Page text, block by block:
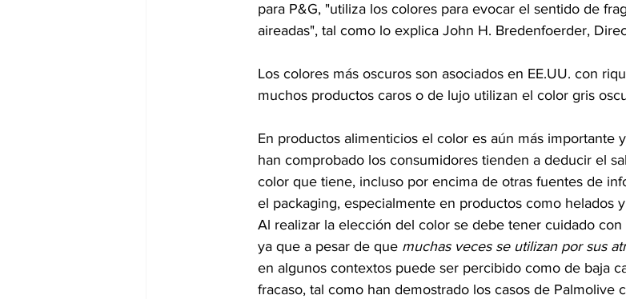
para P&G, "utiliza los colores para evocar el sentido de
aireadas", tal como lo explica John H. Bredenfoerder,
Los colores más oscuros son asociados en EE.UU. con
muchos productos caros o de lujo utilizan el color gris
En productos alimenticios el color es aún más importante
han comprobado los consumidores tienden a deducir el
color que tiene, incluso por encima de otras fuentes de
el packaging, especialmente en productos como helados y
Al realizar la elección del color se debe tener cuidado
ya que a pesar de que muchas veces se utilizan por sus
en algunos contextos puede ser percibido como de baja
fracaso, tal como han demostrado los casos de Palmolive